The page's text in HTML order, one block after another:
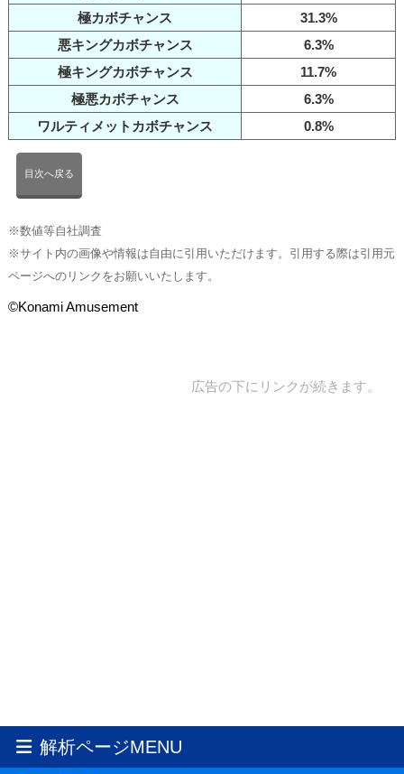
極カボチャンス
31.3%
悪キングカボチャンス
6.3%
極キングカボチャンス
11.7%
極悪カボチャンス
6.3%
ワルティメットカボチャンス
0.8%
目次へ戻る
※数値等自社調査
※サイト内の画像や情報は自由に引用いただけます。引用する際は引用元
ページへのリンクをお願いいたします。
©Konami Amusement
広告の下にリンクが続きます。
解析ページMENU